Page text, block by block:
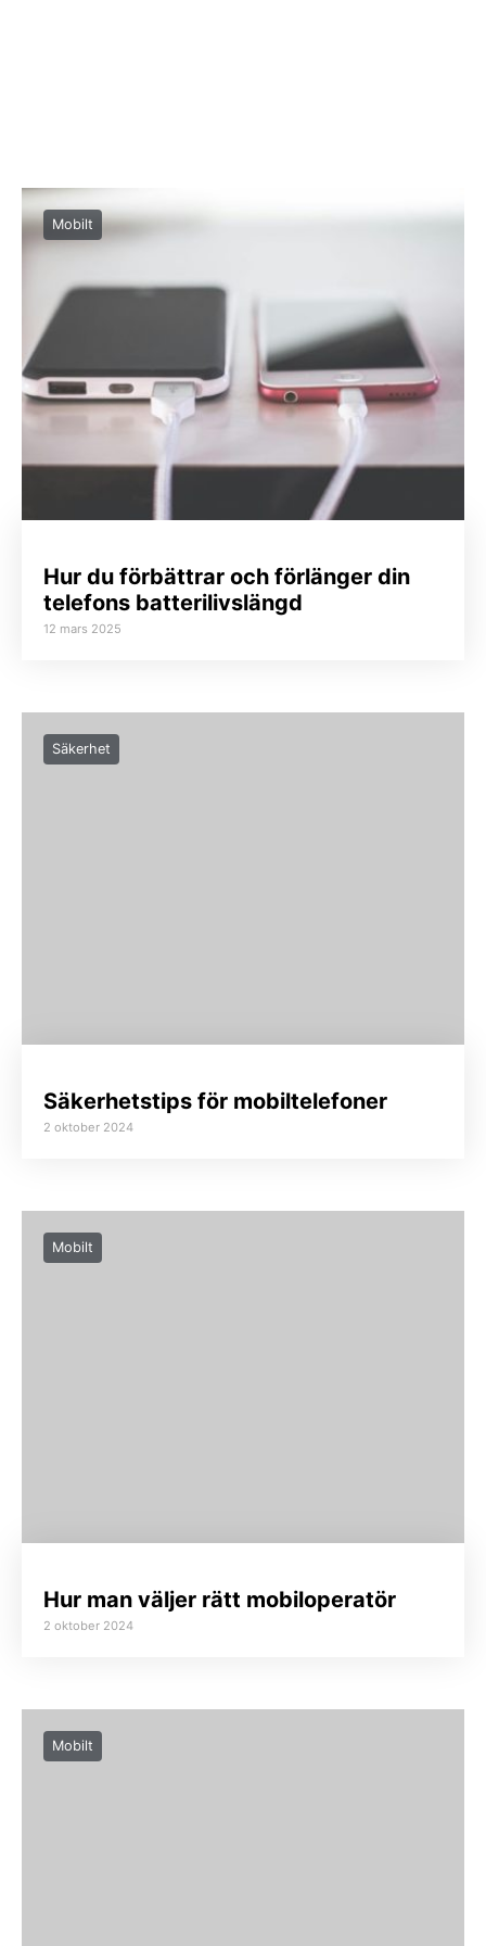
Mobilt
Hur du förbättrar och förlänger din
telefons batterilivslängd
12 mars 2025
Säkerhet
Säkerhetstips för mobiltelefoner
2 oktober 2024
Mobilt
Hur man väljer rätt mobiloperatör
2 oktober 2024
Mobilt